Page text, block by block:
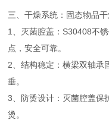
三、干燥系统：固态物品干
1、灭菌腔盖：S30408不
点，安全可靠。
2、结构稳定：横梁双轴承
垂。
3、防烫设计：灭菌腔盖保
烫。